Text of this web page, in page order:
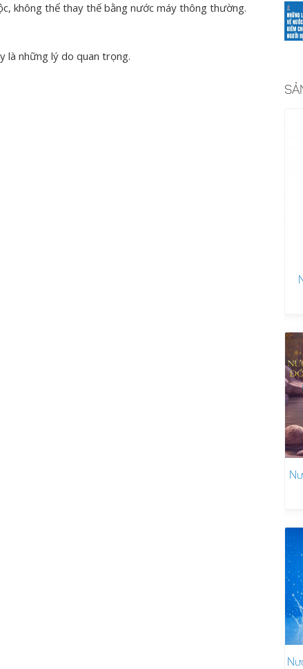
không thể thay thế bằng nước máy thông thường.
là những lý do quan trọng.